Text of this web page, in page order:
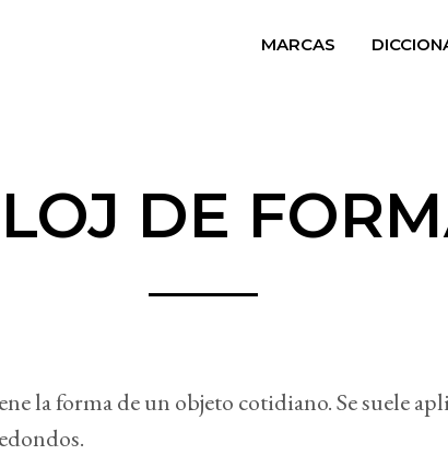
MARCAS
DE
la forma de un objeto cotidiano. Se suele